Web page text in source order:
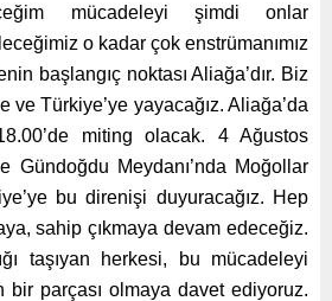
mücadeleyi şimdi onlar
o kadar çok enstrümanımız
başlangıç noktası Aliağa’dır. Biz
ve Türkiye’ye yayacağız. Aliağa’da
miting olacak. 4 Ağustos
Gündoğdu Meydanı’nda Moğollar
bu direnişi duyuracağız. Hep
sahip çıkmaya devam edeceğiz.
taşıyan herkesi, bu mücadeleyi
bir parçası olmaya davet ediyoruz.